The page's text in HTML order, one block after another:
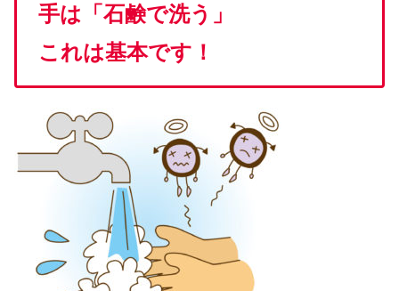
手は「石鹸で洗う」
これは基本です！